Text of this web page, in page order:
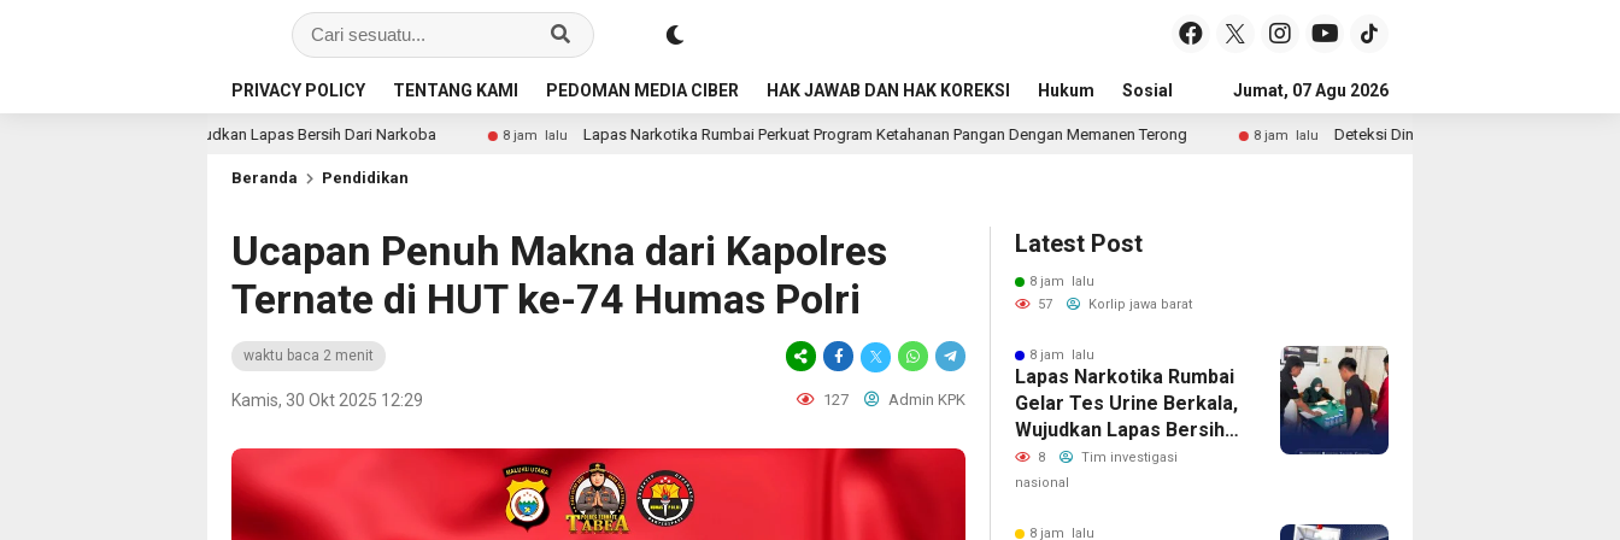
PRIVACY POLICY TENTANG KAMI PEDOMAN MEDIA CIBER HAK JAWAB DAN HAK KOREKSI Hukum Sosial Pendidikan Politik
Jumat, 07 Agu 2026
Wujudkan Lapas Bersih Dari Narkoba 8 jam lalu Lapas Narkotika Rumbai Perkuat Program Ketahanan Pangan Dengan Memanen Terong 8 jam lalu Deteksi Dini Gangguan Keamanan Dan Ketertiban, Lapas
Beranda Pendidikan
Ucapan Penuh Makna dari Kapolres
Ternate di HUT ke-74 Humas Polri
waktu baca 2 menit
Kamis, 30 Okt 2025 12:29 127 Admin KPK
Latest Post
8 jam lalu
57
Korlip jawa barat
8 jam lalu
Lapas Narkotika Rumbai
Gelar Tes Urine Berkala,
Wujudkan Lapas Bersih
Dari Narkoba
8
Tim investigasi
nasional
8 jam lalu